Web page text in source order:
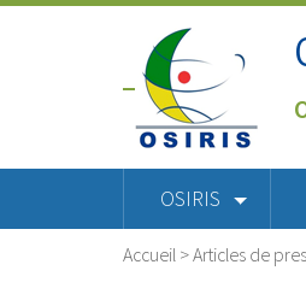
OSIRIS
Accueil >Articles de